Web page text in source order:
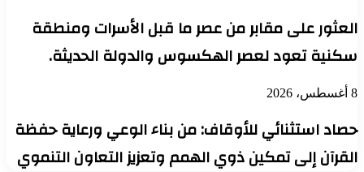
العثور على مقابر من عصر ما قبل الأسرات ومنطقة
سكنية تعود لعصر الهكسوس والدولة الحديثة.
8 أغسطس، 2026
حصاد استثنائي للأوقاف: من بناء الوعي ورعاية حفظة
القرآن إلى تمكين ذوي الهمم وتعزيز التعاون التنموي